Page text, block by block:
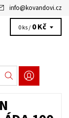
info@kovandovi.cz
0 ks / 0 Kč